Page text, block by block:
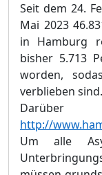
Seit dem 24.
Mai 2023
in Hamburg
bisher 5.713
worden,
verblieben sind.
http://
Um alle